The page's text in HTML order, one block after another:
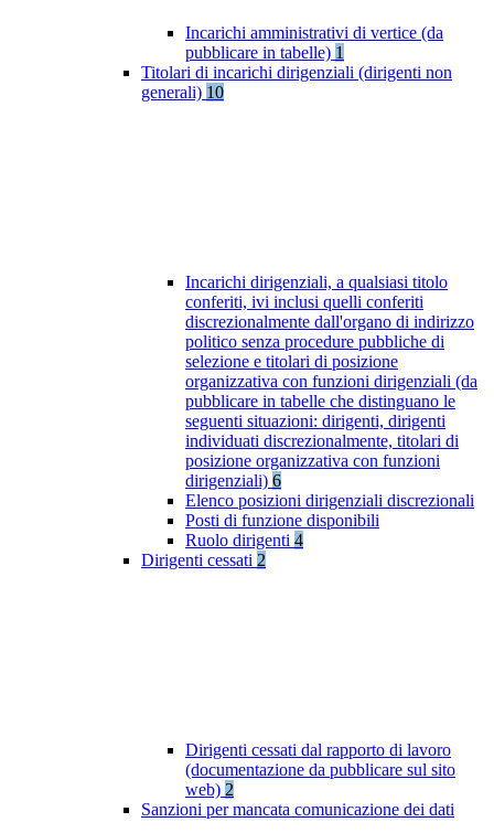
Incarichi amministrativi di vertice (da
pubblicare in tabelle) 1
Titolari di incarichi dirigenziali (dirigenti non
generali) 10
Incarichi dirigenziali, a qualsiasi titolo
conferiti, ivi inclusi quelli conferiti
discrezionalmente dall'organo di indirizzo
politico senza procedure pubbliche di
selezione e titolari di posizione
organizzativa con funzioni dirigenziali (da
pubblicare in tabelle che distinguano le
seguenti situazioni: dirigenti, dirigenti
individuati discrezionalmente, titolari di
posizione organizzativa con funzioni
dirigenziali) 6
Elenco posizioni dirigenziali discrezionali
Posti di funzione disponibili
Ruolo dirigenti 4
Dirigenti cessati 2
Dirigenti cessati dal rapporto di lavoro
(documentazione da pubblicare sul sito
web) 2
Sanzioni per mancata comunicazione dei dati